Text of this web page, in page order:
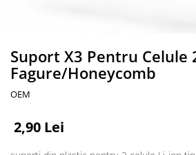
Carcase Baterii
Cabluri
Alte materiale
Suport X3 Pentru Celule
Fagure/Honeycomb
OEM
2,90 Lei